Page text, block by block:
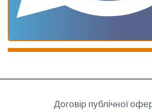
Договір публічної